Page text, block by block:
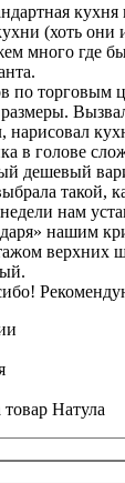
кухня
(хоть
много где
по торговым
нарисовал
в голове
дешевый
такой,
нам
нашим
верхних
Натула